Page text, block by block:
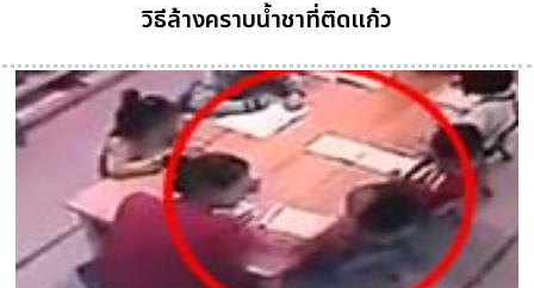
วิธีล้างคราบน้ำชาที่ติดแก้ว